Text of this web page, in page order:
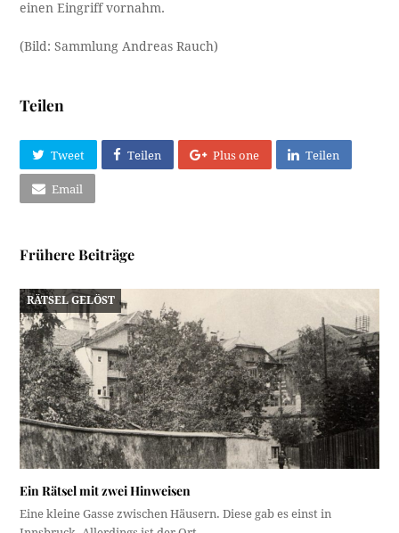
einen Eingriff vornahm.
(Bild: Sammlung Andreas Rauch)
Teilen
Tweet Teilen Plus one Teilen
Email
Frühere Beiträge
RÄTSEL GELÖST
Ein Rätsel mit zwei Hinweisen
Eine kleine Gasse zwischen Häusern. Diese gab es einst in